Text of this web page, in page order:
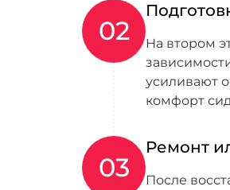
02
На втором
усиливают
комфорт
03
Ремонт
После